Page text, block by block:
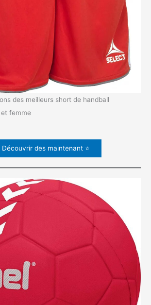
des meilleurs short de handball
femme
Découvrir des maintenant ⭐